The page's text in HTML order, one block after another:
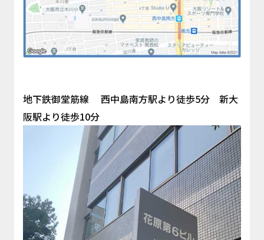
地下鉄御堂筋線 西中島南方駅より徒歩5分 新大
阪駅より徒歩10分